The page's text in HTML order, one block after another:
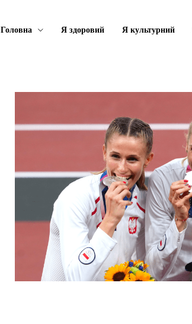
Головна Я здоровий Я культурний